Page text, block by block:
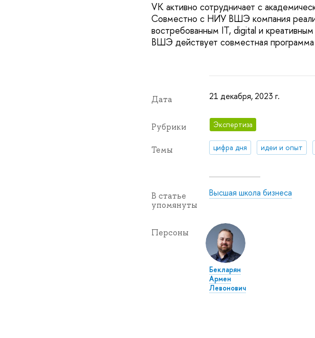
VK активно сотрудничает с
Совместно с НИУ ВШЭ компания
востребованным IT, digital и
ВШЭ действует совместная программа
Дата 21 декабря, 2023 г.
Рубрики Экспертиза
Темы цифра дня идеи и опыт
В статье
упомянуты
Высшая школа бизнеса
Персоны
Бекларян
Армен
Левонович